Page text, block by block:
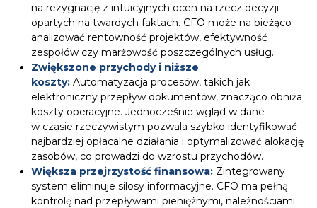
na rezygnację z intuicyjnych ocen na rzecz decyzji
opartych na twardych faktach. CFO może na bieżąco
analizować rentowność projektów, efektywność
zespołów czy marżowość poszczególnych usług.
Zwiększone przychody i niższe
koszty: Automatyzacja procesów, takich jak
elektroniczny przepływ dokumentów, znacząco obniża
koszty operacyjne. Jednocześnie wgląd w dane
w czasie rzeczywistym pozwala szybko identyfikować
najbardziej opłacalne działania i optymalizować alokację
zasobów, co prowadzi do wzrostu przychodów.
Większa przejrzystość finansowa: Zintegrowany
system eliminuje silosy informacyjne. CFO ma pełną
kontrolę nad przepływami pieniężnymi, należnościami